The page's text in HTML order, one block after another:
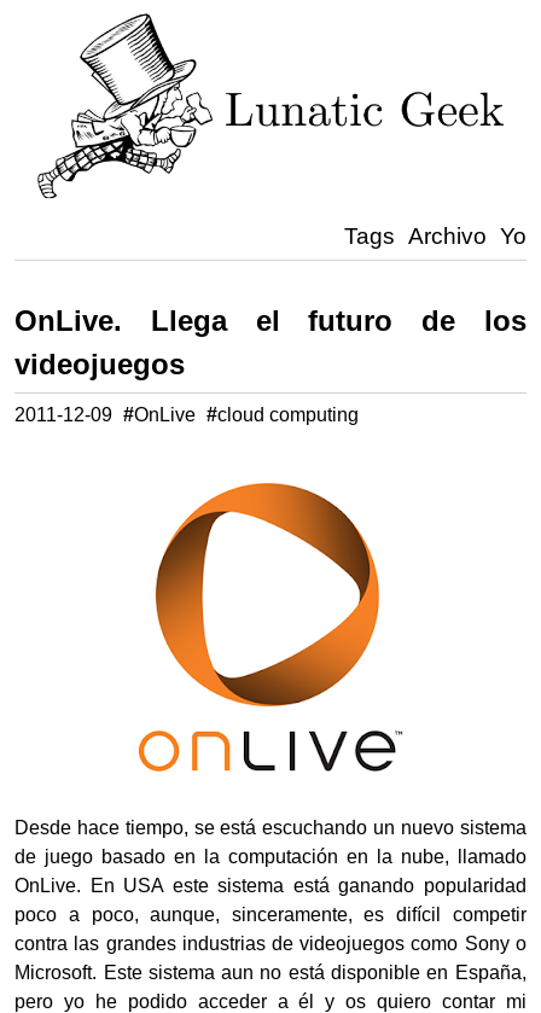
Tags Archivo Yo
OnLive. Llega el futuro de los
videojuegos
2011-12-09 #OnLive #cloud computing
Desde hace tiempo, se está escuchando un nuevo sistema
de juego basado en la computación en la nube, llamado
OnLive. En USA este sistema está ganando popularidad
poco a poco, aunque, sinceramente, es difícil competir
contra las grandes industrias de videojuegos como Sony o
Microsoft. Este sistema aun no está disponible en España,
pero yo he podido acceder a él y os quiero contar mi